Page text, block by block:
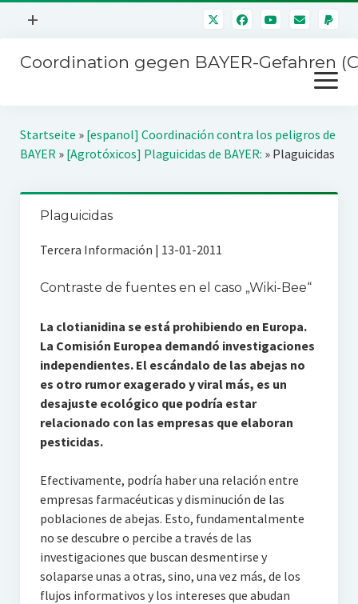
Menü
+
Mitmachen
Über uns
Impressum
Coordination gegen BAYER-Gefahren
Menü
öffnen
Kampagnen
BAYER-Hauptversammlungen
Startseite » [espanol] Coordinación contra los peligros de
BAYER» [Agrotóxicos] Plaguicidas de BAYER: » Plaguicidas
Plaguicidas
Tercera Información | 13-01-2011
Contraste de fuentes en el caso „Wiki-Bee“
La clotianidina se está prohibiendo en Europa.
La Comisión Europea demandó investigaciones
independientes. El escándalo de las abejas no
es otro rumor exagerado y viral más, es un
desajuste ecológico que podría estar
relacionado con las empresas que elaboran
pesticidas.
Efectivamente, podría haber una relación entre
empresas farmacéuticas y disminución de las
poblaciones de abejas. Esto, fundamentalmente
no se descubre o percibe a través de las
investigaciones que buscan desmentirse y
solaparse unas a otras, sino, una vez más, de los
flujos informativos y los intereses que abudan